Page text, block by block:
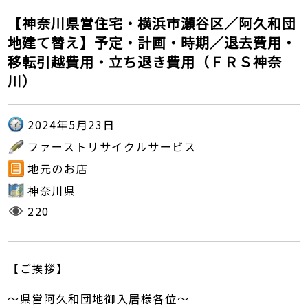
【神奈川県営住宅・横浜市瀬谷区／阿久和団
地建て替え】予定・計画・時期／退去費用・
移転引越費用・立ち退き費用（ＦＲＳ神奈
川）
2024年5月23日
ファーストリサイクルサービス
地元のお店
神奈川県
220
【ご挨拶】
～県営阿久和団地御入居様各位～